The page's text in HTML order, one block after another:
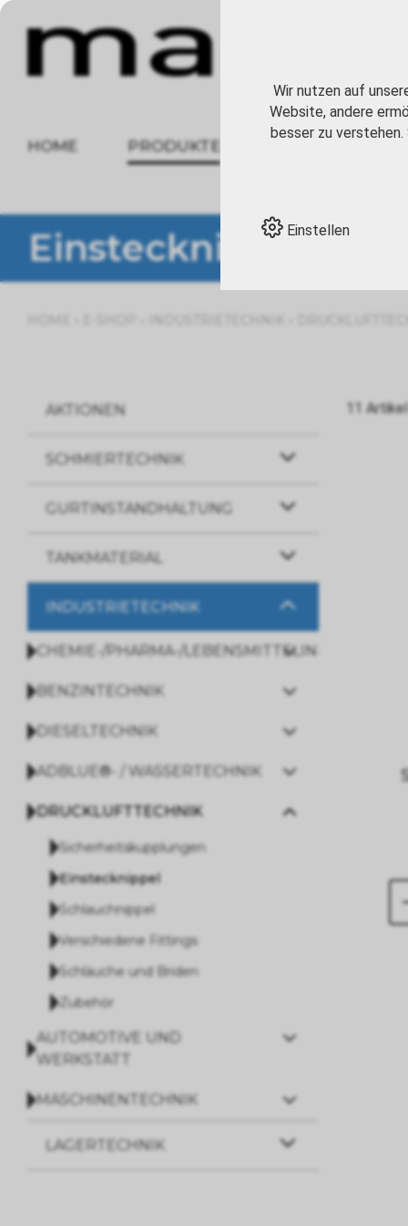
HOME PRODUKTE
Einstecknippel
AKTIONEN
SCHMIERTECHNIK
GURTINSTANDHALTUNG
TANKMATERIAL
INDUSTRIETECHNIK
CHEMIE-/PHARMA-/LEBENSMITTELINDUSTRIE
BENZINTECHNIK
DIESELTECHNIK
ADBLUE®- / WASSERTECHNIK
DRUCKLUFTTECHNIK
Sicherheitskupplungen
Einstecknippel
Schlauchnippel
Verschiedene Fittings
Schläuche und Briden
Zubehör
AUTOMOTIVE UND
WERKSTATT
MASCHINENTECHNIK
LAGERTECHNIK
11 Artikel
Wir nutzen auf
Website, andere
besser zu
Einstellen